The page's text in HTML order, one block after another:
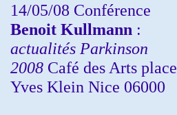
14/05/08 Conférence
Benoit Kullmann :
actualités Parkinson
2008 Café des Arts place
Yves Klein Nice 06000